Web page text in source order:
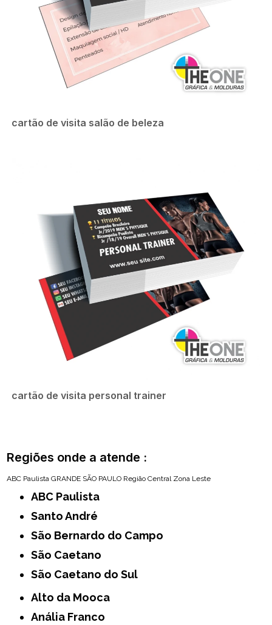
cartão de visita salão de beleza
cartão de visita personal trainer
Regiões onde a atende :
ABC Paulista GRANDE SÃO PAULO Região Central Zona Leste
ABC Paulista
Santo André
São Bernardo do Campo
São Caetano
São Caetano do Sul
Alto da Mooca
Anália Franco